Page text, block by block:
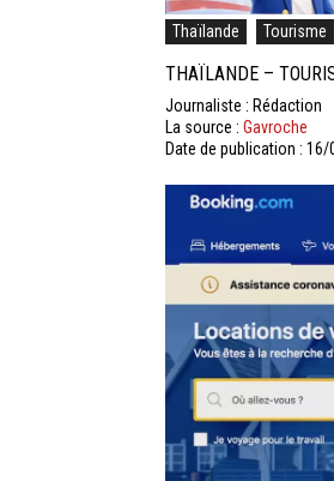
Thaïlande Tourisme
THAÏLANDE –
Journaliste : Rédaction
La source : Gavroche
Date de publication : 16/